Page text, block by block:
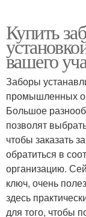
Купить
вашего
Заборы
промышленных
Большое
позволят
чтобы заказать
обратиться в
организацию.
ключ, очень
здесь
для того, чтобы